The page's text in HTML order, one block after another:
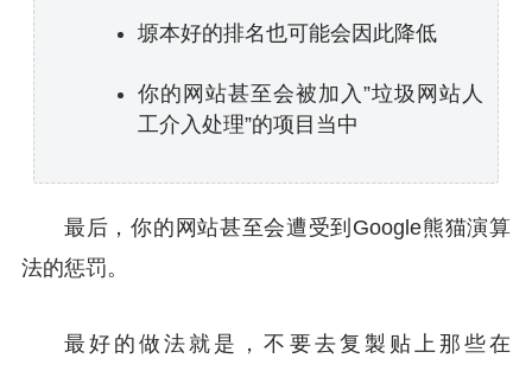
塬本好的排名也可能会因此降低
你的网站甚至会被加入”垃圾网站人
工介入处理”的项目当中
最后，你的网站甚至会遭受到Google熊猫演算
法的惩罚。
最好的做法就是，不要去复製贴上那些在